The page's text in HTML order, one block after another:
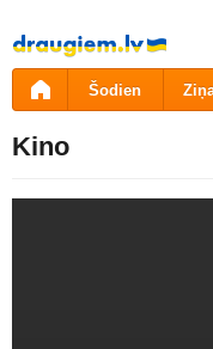
Pāriet
uz
saturu
Šodien
Kino